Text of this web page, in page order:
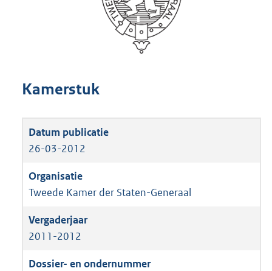
Kamerstuk
26-03-2012
Tweede Kamer der Staten-Generaal
2011-2012